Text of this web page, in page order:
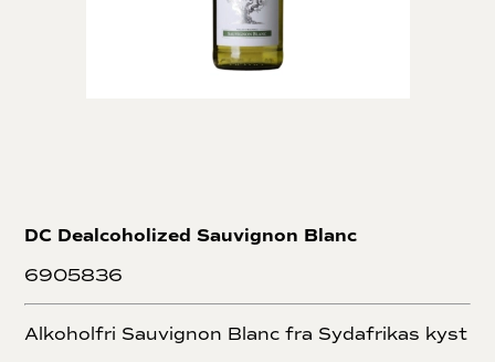
DC Dealcoholized Sauvignon Blanc
6905836
Alkoholfri Sauvignon Blanc fra Sydafrikas kyst